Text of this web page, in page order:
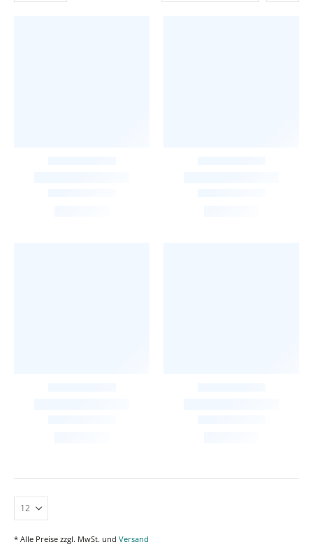
* Alle Preise zzgl. MwSt. und Versand